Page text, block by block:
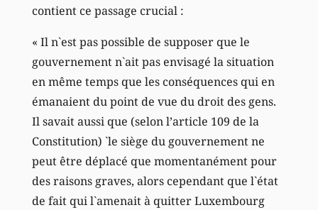
contient ce passage crucial :
« Il n`est pas possible de supposer que le
gouvernement n`ait pas envisagé la situation
en même temps que les conséquences qui en
émanaient du point de vue du droit des gens.
Il savait aussi que (selon l’article 109 de la
Constitution) `le siège du gouvernement ne
peut être déplacé que momentanément pour
des raisons graves, alors cependant que l`état
de fait qui l`amenait à quitter Luxembourg